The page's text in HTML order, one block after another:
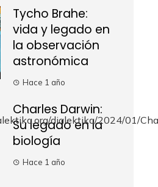
Tycho Brahe:
vida y legado en
la observación
astronómica
Hace 1 año
Charles Darwin:
Su legado en la
biología
Hace 1 año